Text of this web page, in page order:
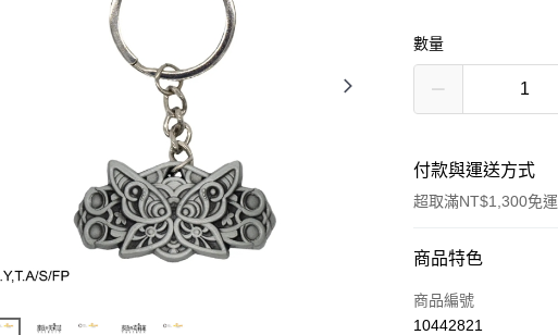
數量
付款與運送方式
超取滿NT$1,300免運
付款方式
信用卡一次付款
商品特色
商品編號
10442821